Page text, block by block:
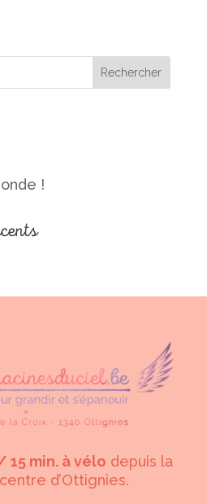
!
15 min. à vélo depuis la
d’Ottignies.